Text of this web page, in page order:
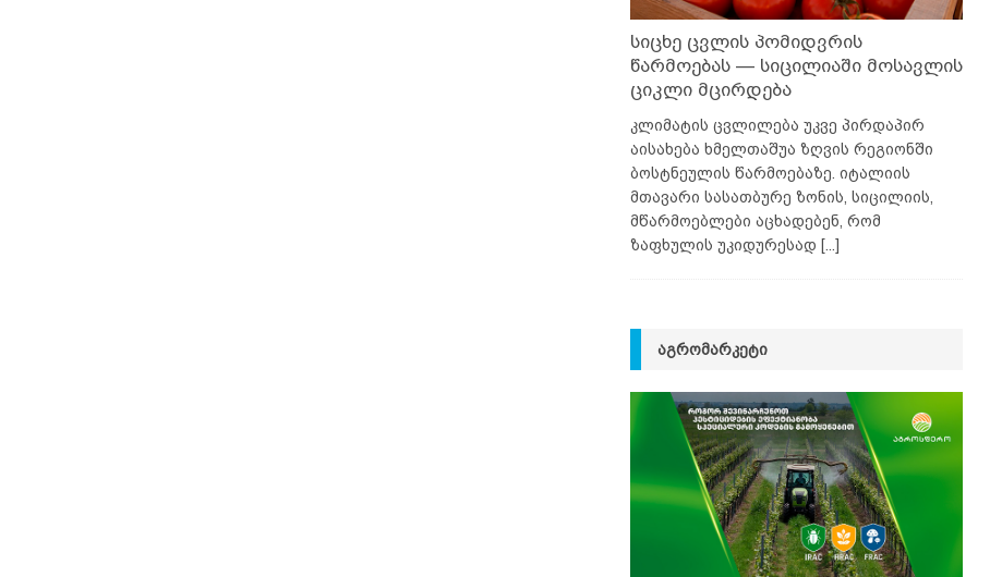
სიცხე ცვლის პომიდვრის
წარმოებას — სიცილიაში მოსავლის
ციკლი მცირდება
კლიმატის ცვლილება უკვე პირდაპირ
აისახება ხმელთაშუა ზღვის რეგიონში
ბოსტნეულის წარმოებაზე. იტალიის
მთავარი სასათბურე ზონის, სიცილიის,
მწარმოებლები აცხადებენ, რომ
ზაფხულის უკიდურესად [...]
ᲐᲒᲠᲝᲛᲐᲠᲙᲔᲢᲘ